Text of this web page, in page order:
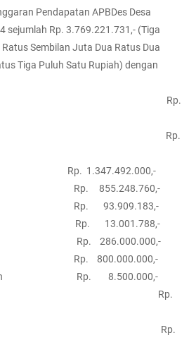
Pendapatan APBDes Desa
sejumlah Rp. 3.769.221.731,- (Tiga
Sembilan Juta Dua Ratus Dua
Tiga Puluh Satu Rupiah) dengan
Asli Desa Rp.
Transfer Rp.
Rp. 1.347.492.000,-
Desa Rp. 855.248.760,-
Rp. 93.909.183,-
Rp. 13.001.788,-
Rp. 286.000.000,-
Rp. 800.000.000,-
lain Rp. 8.500.000,-
Desa Rp.
/ Defisit Rp.